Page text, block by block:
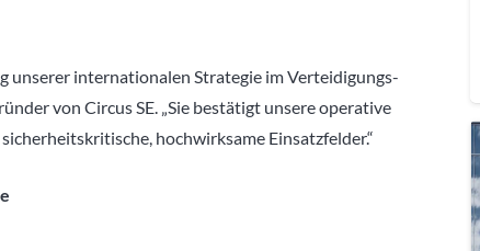
unserer internationalen Strategie im Verteidigungs-
von Circus SE. „Sie bestätigt unsere operative
hochwirksame Einsatzfelder.“